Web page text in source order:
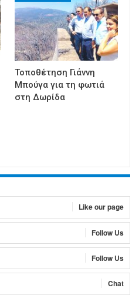
Τοποθέτηση Γιάννη
Μπούγα για τη φωτιά
στη Δωρίδα
Like our page
Follow Us
Follow Us
Chat